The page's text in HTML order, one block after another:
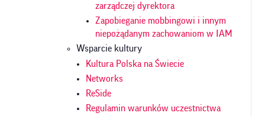
zarządczej dyrektora
Zapobieganie mobbingowi i innym
niepożądanym zachowaniom w IAM
Wsparcie kultury
Kultura Polska na Świecie
Networks
ReSide
Regulamin warunków uczestnictwa